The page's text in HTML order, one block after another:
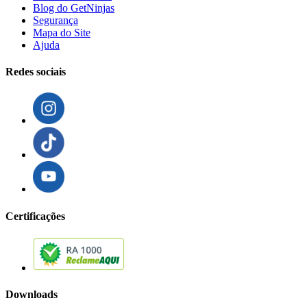
Blog do GetNinjas
Segurança
Mapa do Site
Ajuda
Redes sociais
Certificações
Downloads